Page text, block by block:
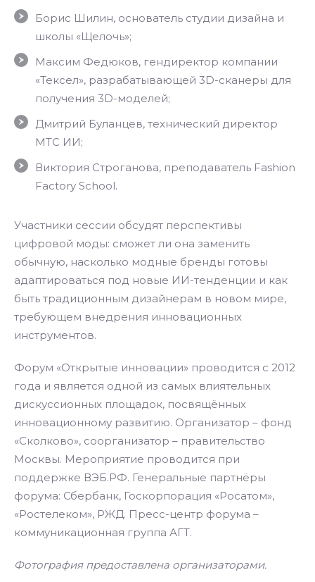
Борис Шилин, основатель студии дизайна и
школы «Щелочь»;
Максим Федюков, гендиректор компании
«Тексел», разрабатывающей 3D-сканеры для
получения 3D-моделей;
Дмитрий Буланцев, технический директор
МТС ИИ;
Виктория Строганова, преподаватель Fashion
Factory School.
Участники сессии обсудят перспективы
цифровой моды: сможет ли она заменить
обычную, насколько модные бренды готовы
адаптироваться под новые ИИ-тенденции и как
быть традиционным дизайнерам в новом мире,
требующем внедрения инновационных
инструментов.
Форум «Открытые инновации» проводится с 2012
года и является одной из самых влиятельных
дискуссионных площадок, посвящённых
инновационному развитию. Организатор – фонд
«Сколково», соорганизатор – правительство
Москвы. Мероприятие проводится при
поддержке ВЭБ.РФ. Генеральные партнёры
форума: Сбербанк, Госкорпорация «Росатом»,
«Ростелеком», РЖД. Пресс-центр форума –
коммуникационная группа АГТ.
Фотография предоставлена организаторами.